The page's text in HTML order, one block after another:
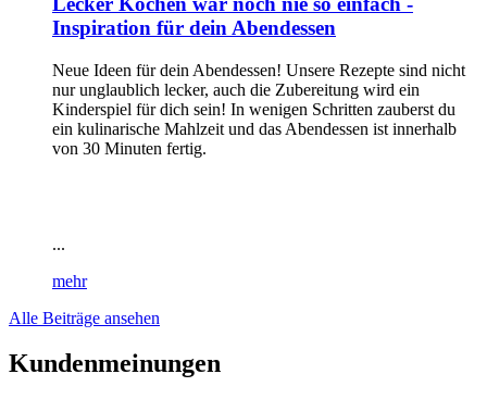
Inspiration für dein Abendessen
Neue Ideen für dein Abendessen! Unsere Rezepte sind nicht
nur unglaublich lecker, auch die Zubereitung wird ein
Kinderspiel für dich sein! In wenigen Schritten zauberst du
ein kulinarische Mahlzeit und das Abendessen ist innerhalb
von 30 Minuten fertig.
...
mehr
Alle Beiträge ansehen
Kundenmeinungen